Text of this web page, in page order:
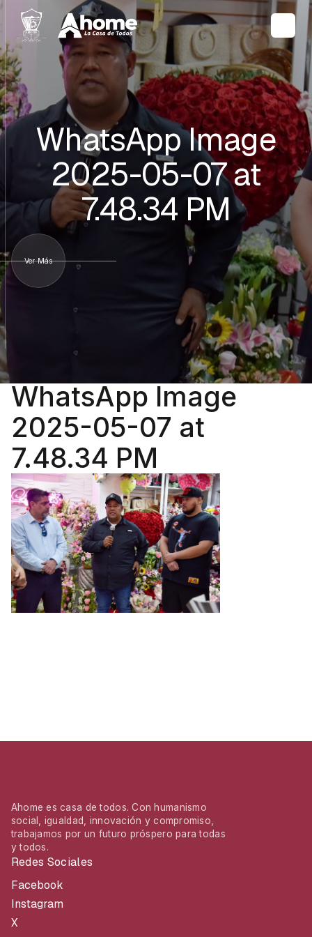
WhatsApp Image
2025-05-07 at
7.48.34 PM
Ver Más
WhatsApp Image
2025-05-07 at
7.48.34 PM
Ahome es casa de todos. Con humanismo
social, igualdad, innovación y compromiso,
trabajamos por un futuro próspero para todas
y todos.
Redes Sociales
Facebook
Instagram
X